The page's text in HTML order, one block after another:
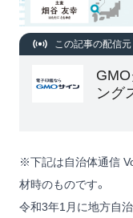
この記事の配信元
ング
※下記は自治体通信
材時のものです。
令和3年1月に地方自